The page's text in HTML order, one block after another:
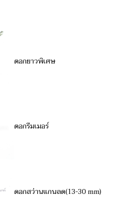
ดอกยาวพิเศษ
ดอกรีมเมอร์
ดอกสว่านแกนลด(13-30 mm)